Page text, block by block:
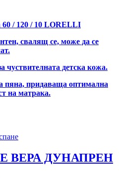
/ 120 / 10 LORELLI
свалящ се, може да се
чуствителната детска кожа.
пяна, придаваща оптимална
на матрака.
ВЕРА ДУНАПРЕН